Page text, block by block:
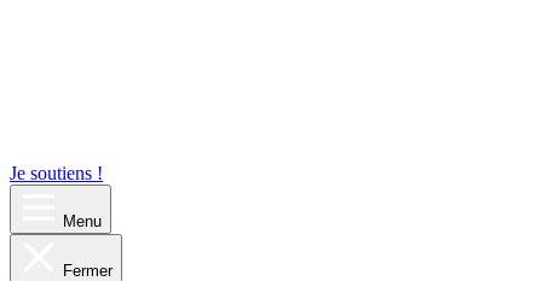
Je soutiens !
Menu
Fermer